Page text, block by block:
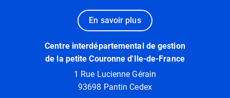
En savoir plus
Centre interdépartemental de gestion
de la petite Couronne d'Ile-de-France
1 Rue Lucienne Gérain
93698 Pantin Cedex